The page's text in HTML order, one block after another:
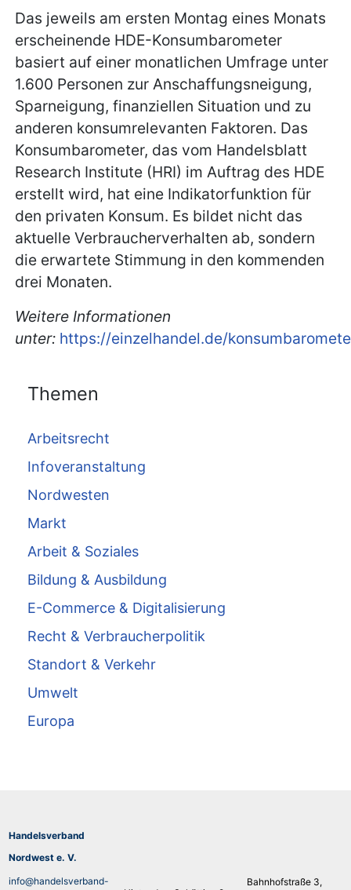
Das jeweils am ersten Montag eines Monats
erscheinende HDE-Konsumbarometer
basiert auf einer monatlichen Umfrage unter
1.600 Personen zur Anschaffungsneigung,
Sparneigung, finanziellen Situation und zu
anderen konsumrelevanten Faktoren. Das
Konsumbarometer, das vom Handelsblatt
Research Institute (HRI) im Auftrag des HDE
erstellt wird, hat eine Indikatorfunktion für
den privaten Konsum. Es bildet nicht das
aktuelle Verbraucherverhalten ab, sondern
die erwartete Stimmung in den kommenden
drei Monaten.
Weitere Informationen
unter: https://einzelhandel.de/
Themen
Arbeitsrecht
Infoveranstaltung
Nordwesten
Markt
Arbeit & Soziales
Bildung & Ausbildung
E-Commerce & Digitalisierung
Recht & Verbraucherpolitik
Standort & Verkehr
Umwelt
Europa
Handelsverband
Nordwest e. V.
info@handelsverband-
Bahnhofstraße 3,